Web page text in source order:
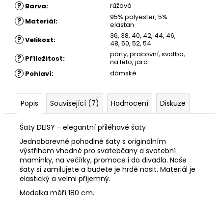
? Barva: růžová
? Materiál:
95% polyester, 5%
elastan
? Velikost:
36, 38, 40, 42, 44, 46,
48, 50, 52, 54
? Příležitost:
párty, pracovní, svatba,
na léto, jaro
? Pohlaví: dámské
Popis Související (7) Hodnocení Diskuze
Šaty DEISY - elegantní přiléhavé šaty
Jednobarevné pohodlné šaty s originálním
výstřihem vhodné pro svatebčany a svatební
maminky, na večírky, promoce i do divadla. Naše
šaty si zamilujete a budete je hrdě nosit. Materiál je
elastický a velmi příjemný.
Modelka měří 180 cm.
780
Kč